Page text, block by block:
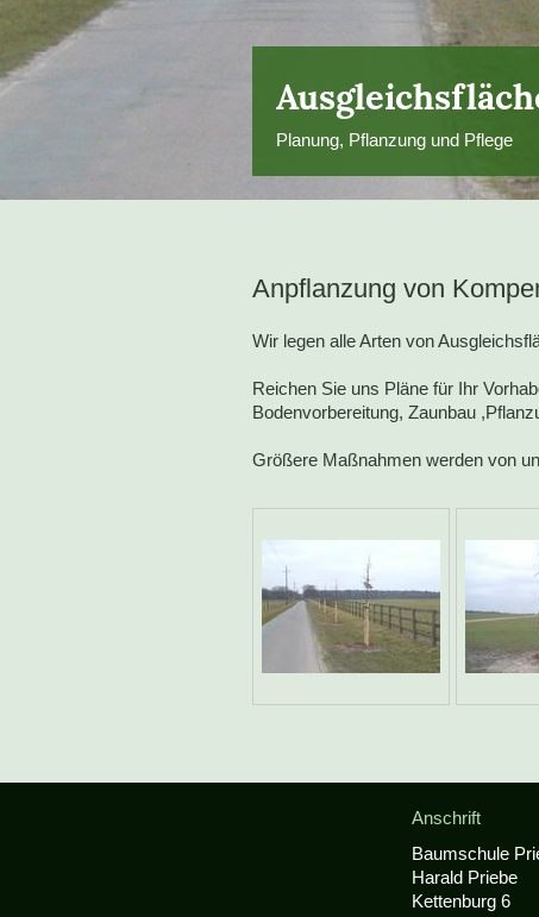
Planung, Pflanzung und Pflege
Anpflanzung von
Wir legen alle Arten von
Reichen Sie uns Pläne für Ihr
Bodenvorbereitung, Zaunbau
Größere Maßnahmen werden von
Anschrift
Baumschule
Harald Priebe
Kettenburg 6